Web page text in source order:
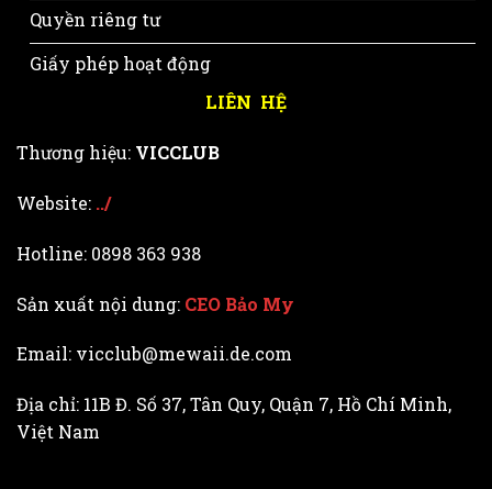
Quyền riêng tư
Giấy phép hoạt động
LIÊN HỆ
Thương hiệu: VICCLUB
Website: ../
Hotline: 0898 363 938
Sản xuất nội dung: CEO Bảo My
Email: vicclub@mewaii.de.com
Địa chỉ: 11B Đ. Số 37, Tân Quy, Quận 7, Hồ Chí Minh,
Việt Nam